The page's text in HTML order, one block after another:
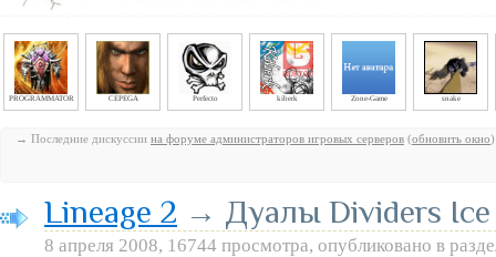
PROGRAMMATOR CEPEGA Perfecto kiberk Zone-Game snake
→ Последние дискуссии на форуме администраторов игровых серверов (обновить окно)
Lineage 2 → Дуалы Dividers Ice
8 апреля 2008, 16744 просмотра, опубликовано в